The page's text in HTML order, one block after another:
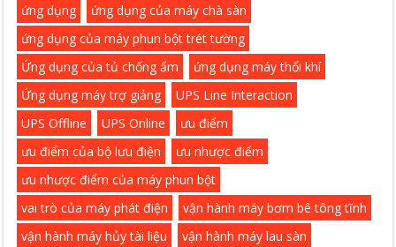
ứng dụng
ứng dụng của máy chà sàn
ứng dụng của máy phun bột trét tường
Ứng dụng của tủ chống ẩm
ứng dụng máy thổi khí
Ứng dụng máy trợ giảng
UPS Line Interaction
UPS Offline
UPS Online
ưu điểm
ưu điểm của bộ lưu điện
ưu nhược điểm
ưu nhược điểm của máy phun bột
vai trò của máy phát điện
vận hành máy bơm bê tông tĩnh
vận hành máy hủy tài liệu
vận hành máy lau sàn